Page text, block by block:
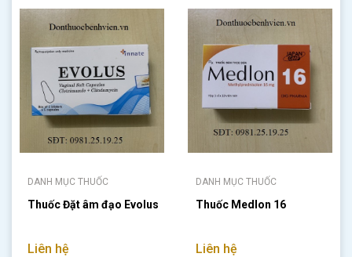
DANH MỤC THUỐC
Thuốc Đặt âm đạo Evolus
Liên hệ
DANH MỤC THUỐC
Thuốc Medlon 16
Liên hệ